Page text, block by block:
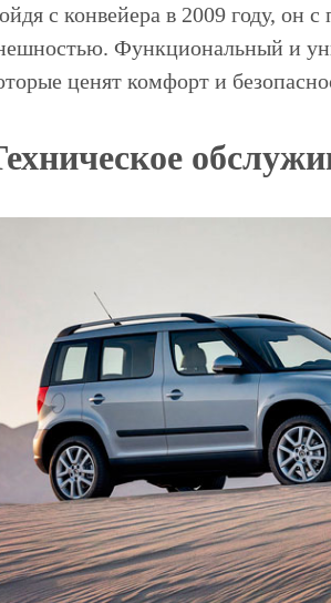
с конвейера в 2009 году, он
Функциональный и
ценят комфорт и